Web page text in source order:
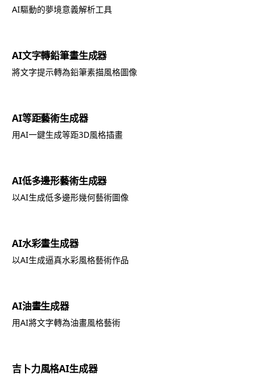
AI驅動的夢境意義解析工具
AI文字轉鉛筆畫生成器
將文字提示轉為鉛筆素描風格圖像
AI等距藝術生成器
用AI一鍵生成等距3D風格插畫
AI低多邊形藝術生成器
以AI生成低多邊形幾何藝術圖像
AI水彩畫生成器
以AI生成逼真水彩風格藝術作品
AI油畫生成器
用AI將文字轉為油畫風格藝術
吉卜力風格AI生成器